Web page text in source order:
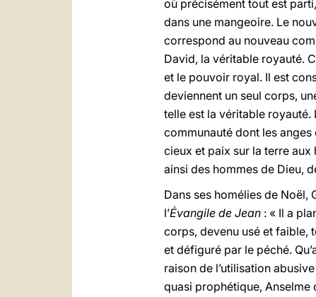
où précisément tout est
dans une mangeoire. Le
correspond au nouveau
David, la véritable royauté.
et le pouvoir royal. Il est
deviennent un seul corps,
telle est la véritable royauté.
communauté dont les anges
cieux et paix sur la terre aux
ainsi des hommes de Dieu,
Dans ses homélies de
l’Évangile de Jean : « Il a
corps, devenu usé et faible,
et défiguré par le péché.
raison de l’utilisation
quasi prophétique, Anselme